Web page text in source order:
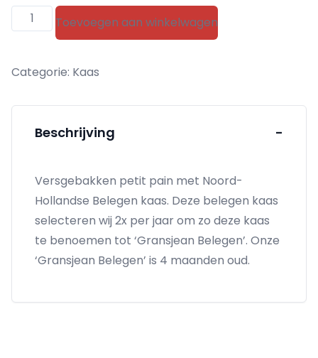
Gransjean
belegen
🌱
Toevoegen aan winkelwagen
Categorie: Kaas
Beschrijving -
Versgebakken petit pain met Noord-
Hollandse Belegen kaas. Deze belegen kaas
selecteren wij 2x per jaar om zo deze kaas
te benoemen tot ‘Gransjean Belegen’. Onze
‘Gransjean Belegen’ is 4 maanden oud.